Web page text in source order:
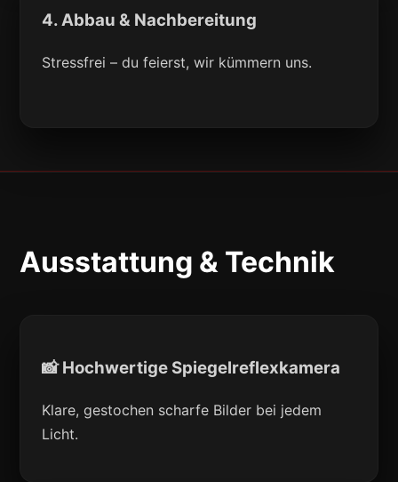
4. Abbau & Nachbereitung
Stressfrei – du feierst, wir kümmern uns.
Ausstattung & Technik
📸 Hochwertige Spiegelreflexkamera
Klare, gestochen scharfe Bilder bei jedem
Licht.